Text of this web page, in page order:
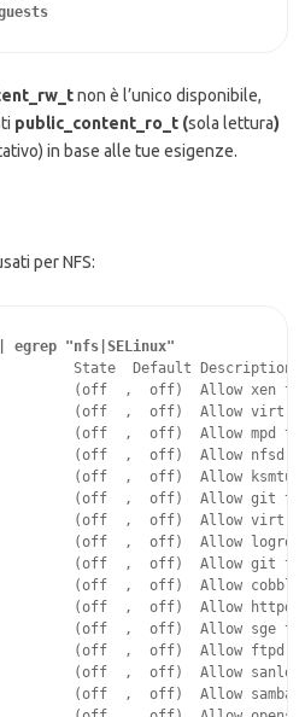
non è l’unico disponibile,
public_content_ro_t (sola lettura)
in base alle tue esigenze.
per NFS:
egrep "nfs|SELinux"
State  Default Description
(off  ,  off)  Allow xen to
(off  ,  off)  Allow virt to
(off  ,  off)  Allow mpd to
(off  ,  off)  Allow nfsd to
(off  ,  off)  Allow
(off  ,  off)  Allow git to
(off  ,  off)  Allow virt to
(off  ,  off)  Allow
(off  ,  off)  Allow git to
(off  ,  off)  Allow
(off  ,  off)  Allow httpd
(off  ,  off)  Allow sge to
(off  ,  off)  Allow ftpd to
(off  ,  off)  Allow
(off  ,  off)  Allow samba